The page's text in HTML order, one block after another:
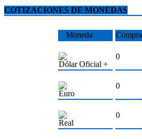
COTIZACIONES DE MONEDAS
Moneda Compra
Dólar Oficial +
0
Euro
0
Real
0